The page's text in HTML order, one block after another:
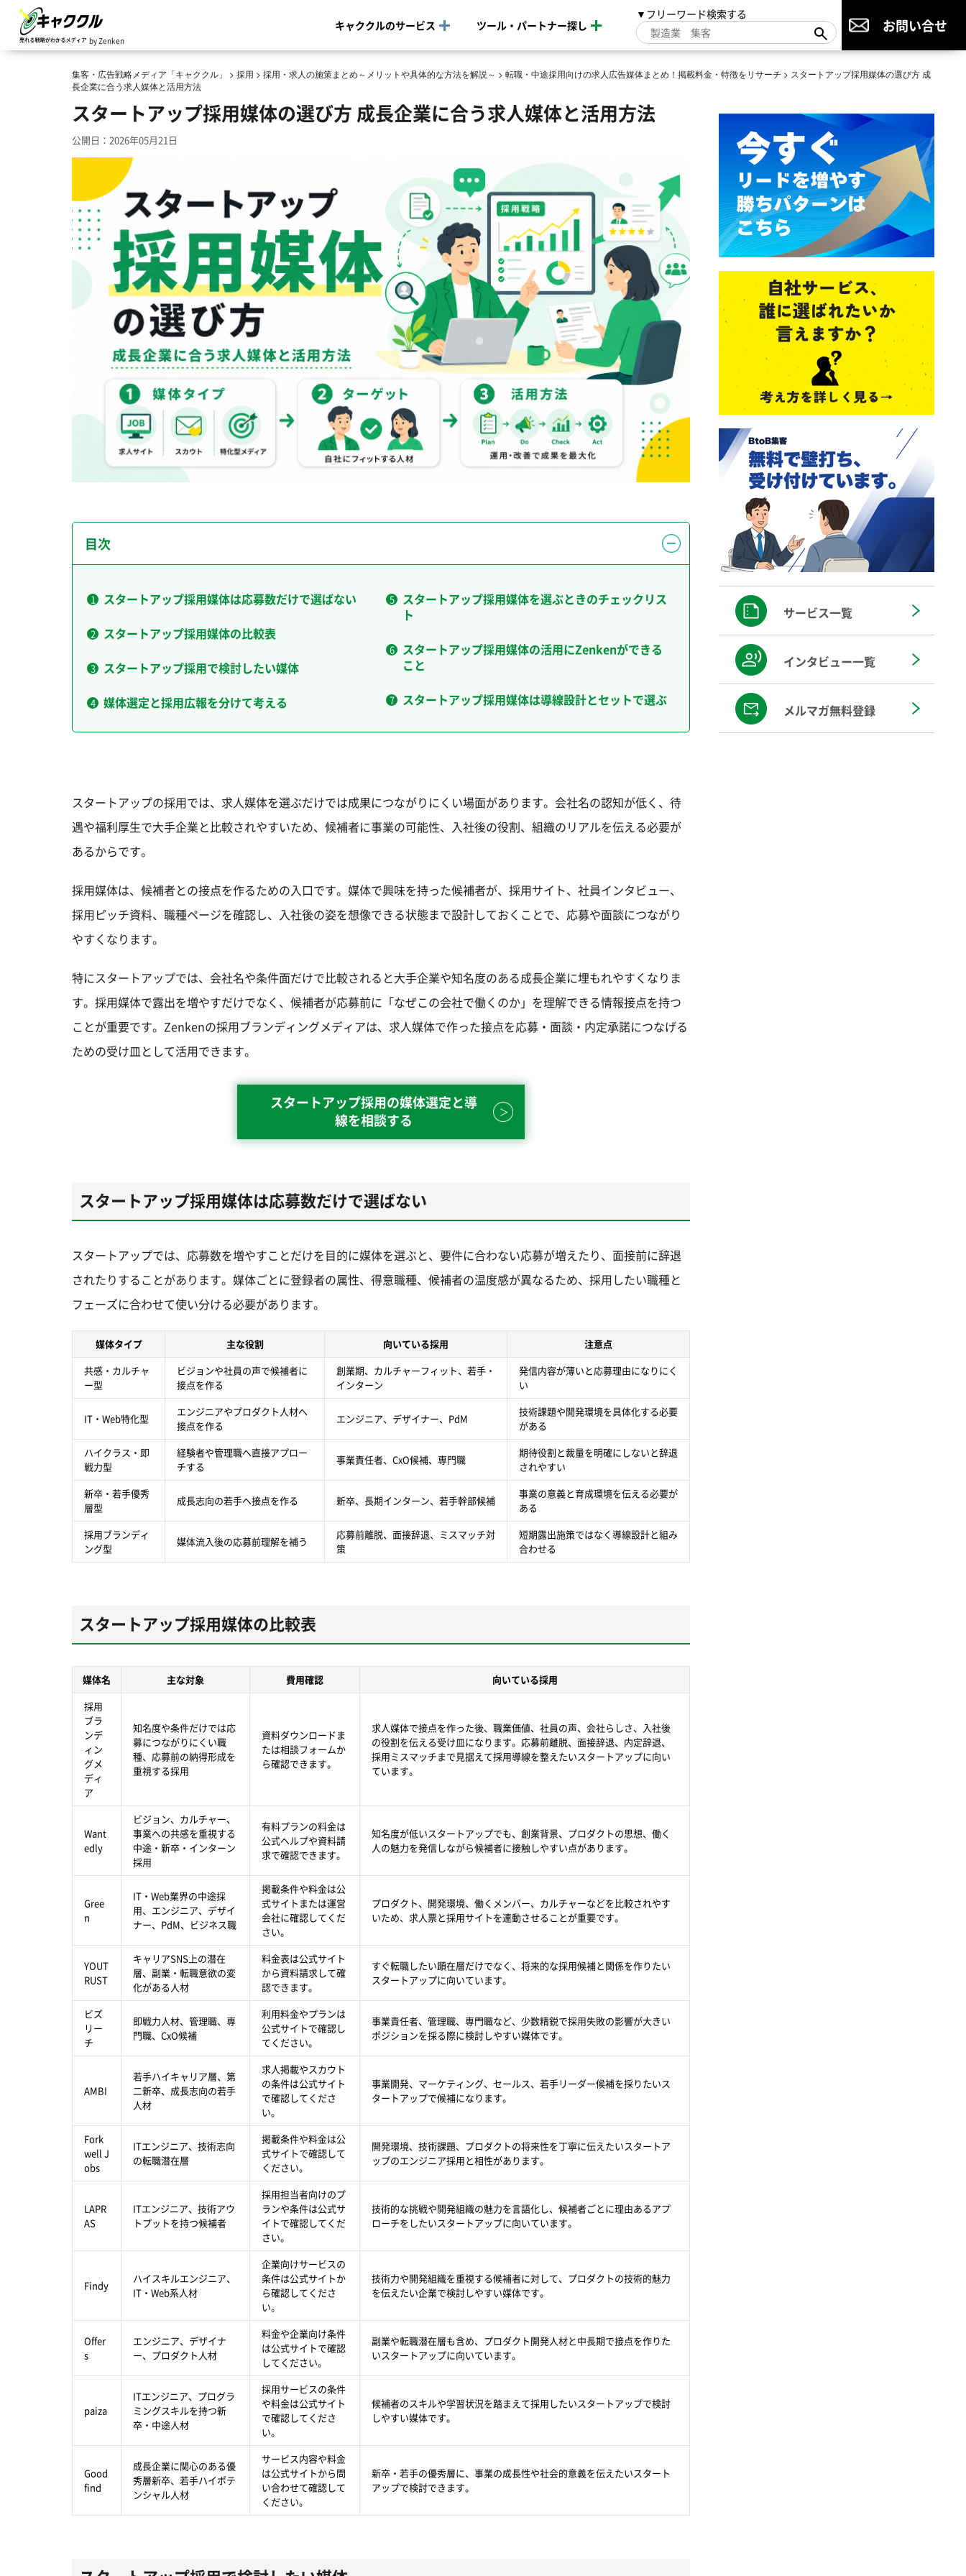
by Zenken
キャククルのサービス ツール・パートナー探し
▼フリーワード検索する
お問い合せ
集客・広告戦略メディア「キャククル」 > 採用 > 採用・求人の施策まとめ～メリットや具体的な方法を解説～ > 転職・中途採用向けの求人広告媒体まとめ！掲載料金・特徴をリサーチ > スタートアップ採用媒体の選び方 成
長企業に合う求人媒体と活用方法
スタートアップ採用媒体の選び方 成長企業に合う求人媒体と活用方法
公開日：2026年05月21日
目次
スタートアップ採用媒体は応募数だけで選ばない
スタートアップ採用媒体の比較表
スタートアップ採用で検討したい媒体
媒体選定と採用広報を分けて考える
スタートアップ採用媒体を選ぶときのチェックリス
ト
スタートアップ採用媒体の活用にZenkenができる
こと
スタートアップ採用媒体は導線設計とセットで選ぶ
スタートアップの採用では、求人媒体を選ぶだけでは成果につながりにくい場面があります。会社名の認知が低く、待
遇や福利厚生で大手企業と比較されやすいため、候補者に事業の可能性、入社後の役割、組織のリアルを伝える必要が
あるからです。
採用媒体は、候補者との接点を作るための入口です。媒体で興味を持った候補者が、採用サイト、社員インタビュー、
採用ピッチ資料、職種ページを確認し、入社後の姿を想像できる状態まで設計しておくことで、応募や面談につながり
やすくなります。
特にスタートアップでは、会社名や条件面だけで比較されると大手企業や知名度のある成長企業に埋もれやすくなりま
す。採用媒体で露出を増やすだけでなく、候補者が応募前に「なぜこの会社で働くのか」を理解できる情報接点を持つ
ことが重要です。Zenkenの採用ブランディングメディアは、求人媒体で作った接点を応募・面談・内定承諾につなげる
ための受け皿として活用できます。
スタートアップ採用の媒体選定と導
線を相談する
スタートアップ採用媒体は応募数だけで選ばない
スタートアップでは、応募数を増やすことだけを目的に媒体を選ぶと、要件に合わない応募が増えたり、面接前に辞退
されたりすることがあります。媒体ごとに登録者の属性、得意職種、候補者の温度感が異なるため、採用したい職種と
フェーズに合わせて使い分ける必要があります。
媒体タイプ 主な役割 向いている採用
注意点
共感・カルチャ
ー型
ビジョンや社員の声で候補者に
接点を作る
創業期、カルチャーフィット、若手・
インターン
発信内容が薄いと応募理由になりにく
い
IT・Web特化型
エンジニアやプロダクト人材へ
接点を作る
エンジニア、デザイナー、PdM
技術課題や開発環境を具体化する必要
がある
ハイクラス・即
戦力型
経験者や管理職へ直接アプロー
チする
事業責任者、CxO候補、専門職
期待役割と裁量を明確にしないと辞退
されやすい
新卒・若手優秀
層型
成長志向の若手へ接点を作る 新卒、長期インターン、若手幹部候補
事業の意義と育成環境を伝える必要が
ある
採用ブランディ
ング型
媒体流入後の応募前理解を補う
応募前離脱、面接辞退、ミスマッチ対
策
短期露出施策ではなく導線設計と組み
合わせる
スタートアップ採用媒体の比較表
媒体名 主な対象 費用確認
向いている採用
採用
ブラ
ンデ
ィン
グメ
ディ
ア
知名度や条件だけでは応
募につながりにくい職
種、応募前の納得形成を
重視する採用
資料ダウンロードま
たは相談フォームか
ら確認できます。
求人媒体で接点を作った後、職業価値、社員の声、会社らしさ、入社後
の役割を伝える受け皿になります。応募前離脱、面接辞退、内定辞退、
採用ミスマッチまで見据えて採用導線を整えたいスタートアップに向い
ています。
Want
edly
ビジョン、カルチャー、
事業への共感を重視する
中途・新卒・インターン
採用
有料プランの料金は
公式ヘルプや資料請
求で確認できます。
知名度が低いスタートアップでも、創業背景、プロダクトの思想、働く
人の魅力を発信しながら候補者に接触しやすい点があります。
Gree
n
IT・Web業界の中途採
用、エンジニア、デザイ
ナー、PdM、ビジネス職
掲載条件や料金は公
式サイトまたは運営
会社に確認してくだ
さい。
プロダクト、開発環境、働くメンバー、カルチャーなどを比較されやす
いため、求人票と採用サイトを連動させることが重要です。
YOUT
RUST
キャリアSNS上の潜在
層、副業・転職意欲の変
化がある人材
料金表は公式サイト
から資料請求して確
認できます。
すぐ転職したい顕在層だけでなく、将来的な採用候補と関係を作りたい
スタートアップに向いています。
ビズ
リー
チ
即戦力人材、管理職、専
門職、CxO候補
利用料金やプランは
公式サイトで確認し
てください。
事業責任者、管理職、専門職など、少数精鋭で採用失敗の影響が大きい
ポジションを採る際に検討しやすい媒体です。
AMBI
若手ハイキャリア層、第
二新卒、成長志向の若手
人材
求人掲載やスカウト
の条件は公式サイト
で確認してくださ
い。
事業開発、マーケティング、セールス、若手リーダー候補を採りたいス
タートアップで候補になります。
Fork
well J
obs
ITエンジニア、技術志向
の転職潜在層
掲載条件や料金は公
式サイトで確認して
ください。
開発環境、技術課題、プロダクトの将来性を丁寧に伝えたいスタートア
ップのエンジニア採用と相性があります。
LAPR
AS
ITエンジニア、技術アウ
トプットを持つ候補者
採用担当者向けのプ
ランや条件は公式サ
イトで確認してくだ
さい。
技術的な挑戦や開発組織の魅力を言語化し、候補者ごとに理由あるアプ
ローチをしたいスタートアップに向いています。
Findy
ハイスキルエンジニア、
IT・Web系人材
企業向けサービスの
条件は公式サイトか
ら確認してくださ
い。
技術力や開発組織を重視する候補者に対して、プロダクトの技術的魅力
を伝えたい企業で検討しやすい媒体です。
Offer
s
エンジニア、デザイナ
ー、プロダクト人材
料金や企業向け条件
は公式サイトで確認
してください。
副業や転職潜在層も含め、プロダクト開発人材と中長期で接点を作りた
いスタートアップに向いています。
paiza
ITエンジニア、プログラ
ミングスキルを持つ新
卒・中途人材
採用サービスの条件
や料金は公式サイト
で確認してくださ
い。
候補者のスキルや学習状況を踏まえて採用したいスタートアップで検討
しやすい媒体です。
Good
find
成長企業に関心のある優
秀層新卒、若手ハイポテ
ンシャル人材
サービス内容や料金
は公式サイトから問
い合わせて確認して
ください。
新卒・若手の優秀層に、事業の成長性や社会的意義を伝えたいスタート
アップで検討できます。
サービス一覧
インタビュー一覧
メルマガ無料登録